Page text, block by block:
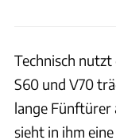
Technisch nutzt
S60 und V70
lange Fünftürer
sieht in ihm